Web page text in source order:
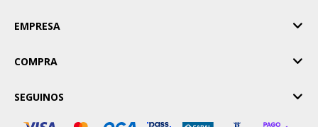
EMPRESA
COMPRA
SEGUINOS